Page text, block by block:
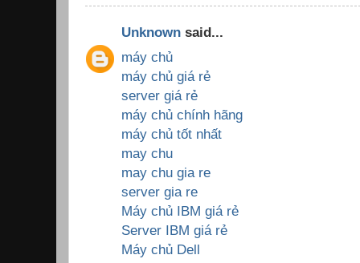
Unknown said...
máy chủ
máy chủ giá rẻ
server giá rẻ
máy chủ chính hãng
máy chủ tốt nhất
may chu
may chu gia re
server gia re
Máy chủ IBM giá rẻ
Server IBM giá rẻ
Máy chủ Dell